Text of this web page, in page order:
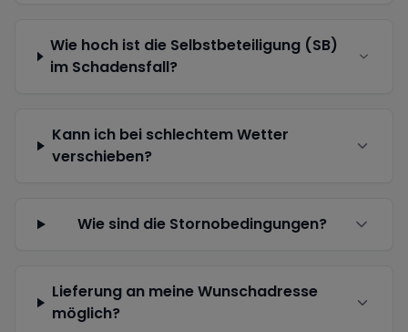
Wie hoch ist die Selbstbeteiligung (SB)
im Schadensfall?
Kann ich bei schlechtem Wetter
verschieben?
Wie sind die Stornobedingungen?
Lieferung an meine Wunschadresse
möglich?